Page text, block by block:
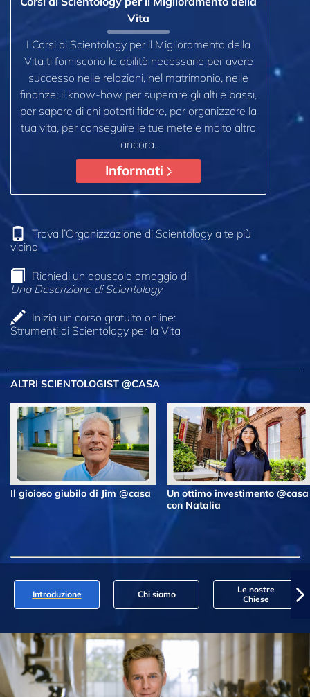
Vita
I Corsi di Scientology per il Miglioramento della
Vita ti forniscono le abilità necessarie per avere
successo nelle relazioni, nel matrimonio, nelle
finanze; il know-how per superare gli alti e bassi,
per sapere di chi poterti fidare, per organizzare la
tua vita, per conseguire le tue mete e molto altro
ancora.
Informati
Trova l’Organizzazione di Scientology a te più
vicina
Richiedi un opuscolo omaggio di
Una Descrizione di Scientology
Inizia un corso gratuito online:
Strumenti di Scientology per la Vita
ALTRI SCIENTOLOGIST @CASA
Il gioioso giubilo di Jim @casa
Un ottimo investimento @casa
con Natalia
Introduzione Chi siamo
Le nostre
Chiese